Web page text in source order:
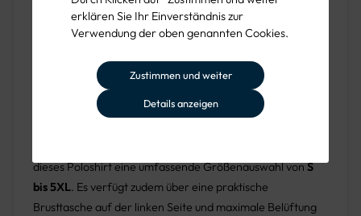
erklären Sie Ihr Einverständnis zur
Verwendung der oben genannten Cookies.
Zustimmen und weiter
Details anzeigen
Das Shirt ist extrem strapazierfähig, schnell trocknend
und durch segmentierte Reflektorstreifen am Rumpf und
mit Kontraststreifen, Nackenband und eine 3-Knopfleiste
sorgen für klassische Eleganz und Komfort.
dieses Poloshirt eine umfassende Größenauswahl vonS
bis 5XL. Es verfügt zudem über eine praktische
Brusttasche auf der linken Seite und maximale Belüftung